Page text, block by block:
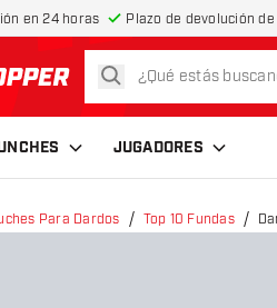
en 24 horas Plazo de devolución
a la página de inicio
buscar
JUGADORES
Para Dardos Top 10 Fundas